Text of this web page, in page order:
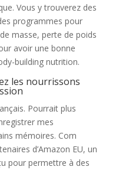
Vous y trouverez des
programmes pour
masse, perte de poids
avoir une bonne
building nutrition.
les nourrissons
Pourrait plus
mes
mémoires. Com
d’Amazon EU, un
pour permettre à des